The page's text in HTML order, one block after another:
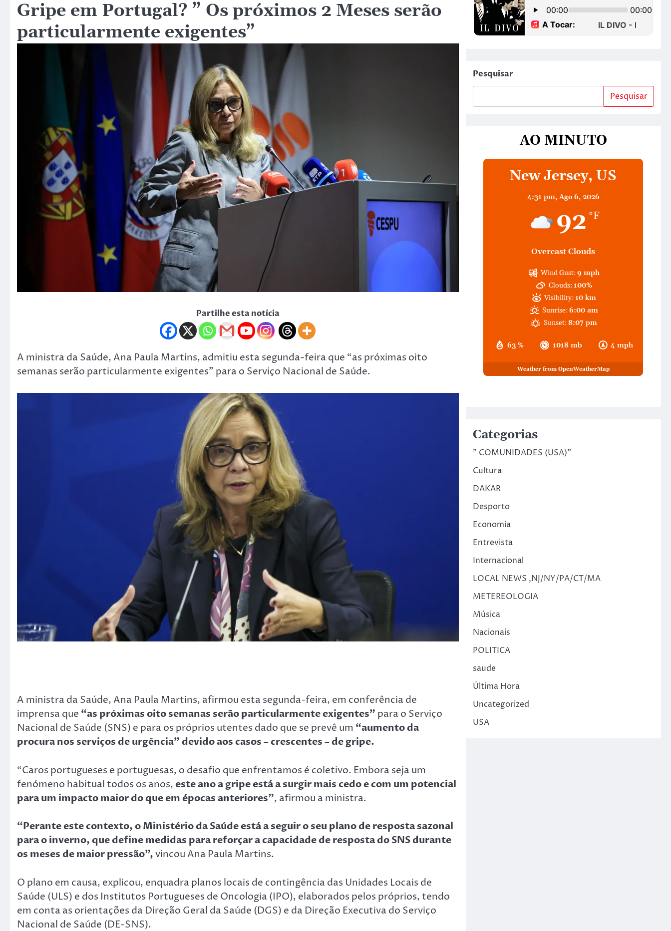
Gripe em Portugal? ” Os próximos 2 Meses serão
particularmente exigentes”
Partilhe esta notícia
A ministra da Saúde, Ana Paula Martins, admitiu esta segunda-feira que “as próximas oito
semanas serão particularmente exigentes” para o Serviço Nacional de Saúde.
A ministra da Saúde, Ana Paula Martins, afirmou esta segunda-feira, em conferência de
imprensa que “as próximas oito semanas serão particularmente exigentes” para o Serviço
Nacional de Saúde (SNS) e para os próprios utentes dado que se prevê um “aumento da
procura nos serviços de urgência” devido aos casos – crescentes – de gripe.
“Caros portugueses e portuguesas, o desafio que enfrentamos é coletivo. Embora seja um
fenómeno habitual todos os anos,este ano a gripe está a surgir mais cedo e com um potencial
para um impacto maior do que em épocas anteriores”, afirmou a ministra.
“Perante este contexto, o Ministério da Saúde está a seguir o seu plano de resposta sazonal
para o inverno, que define medidas para reforçar a capacidade de resposta do SNS durante
os meses de maior pressão”,vincou Ana Paula Martins.
O plano em causa, explicou, enquadra planos locais de contingência das Unidades Locais de
Saúde (ULS) e dos Institutos Portugueses de Oncologia (IPO), elaborados pelos próprios, tendo
em conta as orientações da Direção Geral da Saúde (DGS) e da Direção Executiva do Serviço
Nacional de Saúde (DE-SNS).
Pesquisar
Pesquisar
AO MINUTO
New Jersey, US
4:31 pm, Ago 6, 2026
92 °F
Overcast Clouds
63 % 1018 mb 4 mph
Wind Gust:9 mph
Clouds: 100%
Visibility: 10 km
Sunrise:6:00 am
Sunset:8:07 pm
Weather from OpenWeatherMap
Categorias
" COMUNIDADES (USA)"
Cultura
DAKAR
Desporto
Economia
Entrevista
Internacional
LOCAL NEWS ,NJ/NY/PA/CT/MA
METEREOLOGIA
Música
Nacionais
POLITICA
saude
Última Hora
Uncategorized
USA